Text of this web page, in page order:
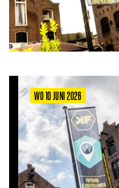
WO 10 JUNI 2026